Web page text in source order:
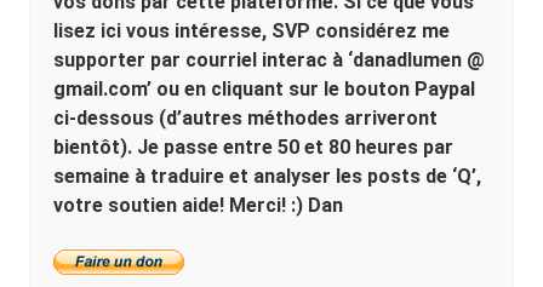
lisez ici vous intéresse, SVP considérez me
supporter par courriel interac à ‘danadlumen @
gmail.com’ ou en cliquant sur le bouton Paypal
ci-dessous (d’autres méthodes arriveront
bientôt). Je passe entre 50 et 80 heures par
semaine à traduire et analyser les posts de ‘Q’,
votre soutien aide! Merci! :) Dan